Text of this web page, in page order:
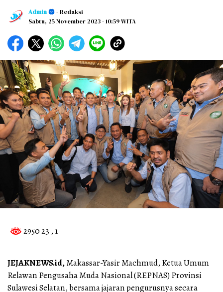
Admin
- Redaksi
Sabtu, 25 November 2023- 10:59 WITA
2950 23 , 1
JEJAKNEWS.id,Makassar-Yasir Machmud, Ketua Umum
Relawan Pengusaha Muda Nasional (REPNAS) Provinsi
Sulawesi Selatan, bersama jajaran pengurusnya secara